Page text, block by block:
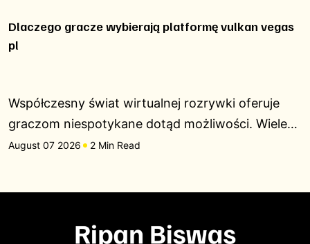
Dlaczego gracze wybierają platformę vulkan vegas
pl
Współczesny świat wirtualnej rozrywki oferuje
graczom niespotykane dotąd możliwości. Wiele…
August 07 2026 2 Min Read